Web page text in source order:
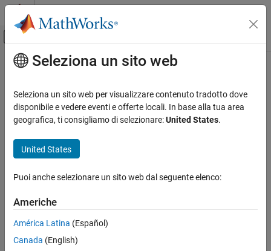
Vai al contenuto
Attiva/disattiva menu di navigazione
Pagina iniziale della documentazione
Contenuto principale
Seleziona un sito web
Seleziona un sito web per visualizzare contenuto tradotto dove
disponibile e vedere eventi e offerte locali. In base alla tua area
geografica, ti consigliamo di selezionare:United States.
United States
Puoi anche selezionare un sito web dal seguente elenco:
Americhe
América Latina (Español)
Canada (English)